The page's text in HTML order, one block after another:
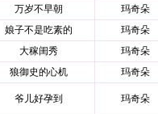
万岁不早朝
玛奇朵
娘子不是吃素的
玛奇朵
大稼闺秀
玛奇朵
狼御史的心机 玛奇朵
爷儿好孕到 玛奇朵